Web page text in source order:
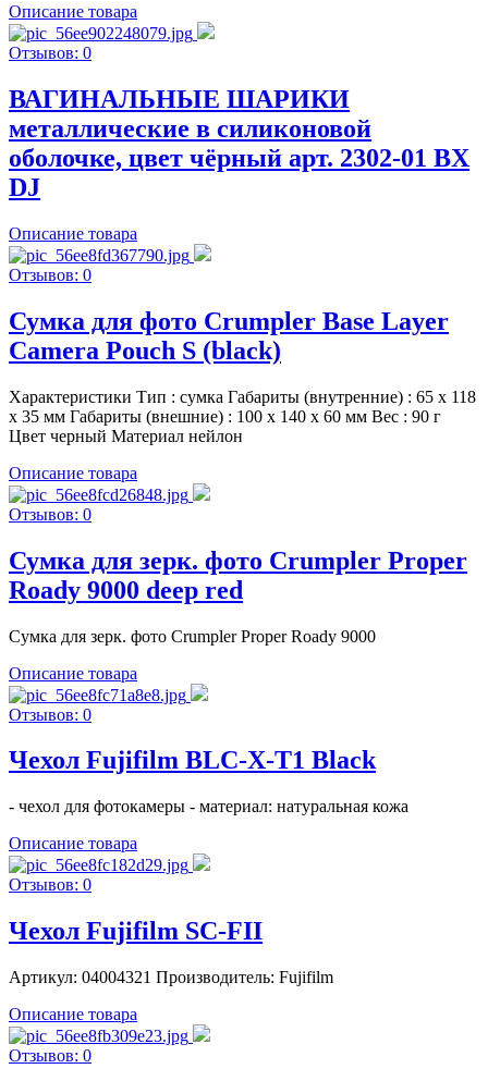
Описание товара
Отзывов: 0
ВАГИНАЛЬНЫЕ ШАРИКИ
металлические в силиконовой
оболочке, цвет чёрный арт. 2302-01 BX
DJ
Описание товара
Отзывов: 0
Сумка для фото Crumpler Base Layer
Camera Pouch S (black)
Характеристики Тип : сумка Габариты (внутренние) : 65 х 118
х 35 мм Габариты (внешние) : 100 х 140 х 60 мм Вес : 90 г
Цвет черный Материал нейлон
Описание товара
Отзывов: 0
Сумка для зерк. фото Crumpler Proper
Roady 9000 deep red
Сумка для зерк. фото Crumpler Proper Roady 9000
Описание товара
Отзывов: 0
Чехол Fujifilm BLC-X-T1 Black
- чехол для фотокамеры - материал: натуральная кожа
Описание товара
Отзывов: 0
Чехол Fujifilm SC-FII
Артикул: 04004321 Производитель: Fujifilm
Описание товара
Отзывов: 0